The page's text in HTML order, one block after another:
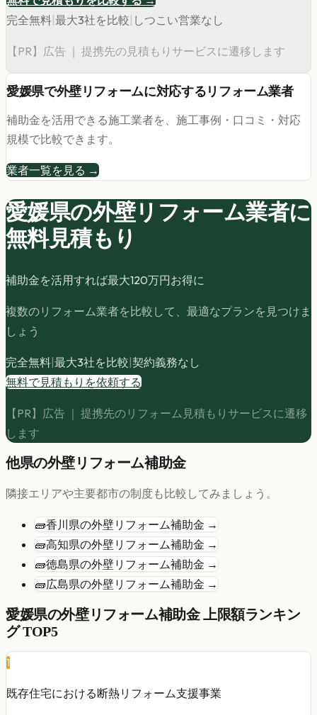
完全無料 最大3社を比較 しつこい営業なし
【PR】広告 ｜ 提携先の見積もりサービスに遷移します
愛媛県で外壁リフォームに対応するリフォーム業者
補助金を活用できる施工業者を、施工事例・口コミ・対応
規模で比較できます。
業者一覧を見る →
愛媛県の外壁リフォーム業者に
無料見積もり
補助金を活用すれば最大120万円お得に
複数のリフォーム業者を比較して、最適なプランを見つけま
しょう
完全無料|最大3社を比較|契約義務なし
無料で見積もりを依頼する
【PR】広告 ｜ 提携先のリフォーム見積もりサービスに遷移
します
他県の外壁リフォーム補助金
隣接エリアや主要都市の制度も比較してみましょう。
🧱香川県の外壁リフォーム補助金 →
🧱高知県の外壁リフォーム補助金 →
🧱徳島県の外壁リフォーム補助金 →
🧱広島県の外壁リフォーム補助金 →
愛媛県の外壁リフォーム補助金 上限額ランキン
グ TOP5
1
既存住宅における断熱リフォーム支援事業